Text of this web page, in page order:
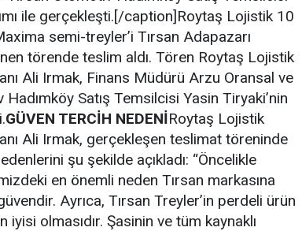
ile gerçekleşti.[/caption]Roytaş Lojistik 10
semi-treyler’i Tırsan Adapazarı
törende teslim aldı. Tören Roytaş Lojistik
Ali Irmak, Finans Müdürü Arzu Oransal ve
Satış Temsilcisi Yasin Tiryaki’nin
GÜVEN TERCİH NEDENİRoytaş Lojistik
Ali Irmak, gerçekleşen teslimat töreninde
şu şekilde açıkladı: “Öncelikle
en önemli neden Tırsan markasına
Ayrıca, Tırsan Treyler’in perdeli ürün
olmasıdır. Şasinin ve tüm kaynaklı